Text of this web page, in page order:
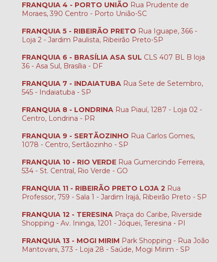
FRANQUIA 4 - PORTO UNIÃO Rua Prudente de
Moraes, 390 Centro - Porto União-SC
FRANQUIA 5 - RIBEIRÃO PRETO Rua Iguape, 366 -
Loja 2 - Jardim Paulista, Ribeirão Preto-SP
FRANQUIA 6 - BRASÍLIA ASA SUL CLS 407 BL B loja
36 - Asa Sul, Brasília - DF
FRANQUIA 7 - INDAIATUBA Rua Sete de Setembro,
545 - Indaiatuba - SP
FRANQUIA 8 - LONDRINA Rua Piauí, 1287 - Loja 02 -
Centro, Londrina - PR
FRANQUIA 9 - SERTÃOZINHO Rua Carlos Gomes,
1078 - Centro, Sertãozinho - SP
FRANQUIA 10 - RIO VERDE Rua Gumercindo Ferreira,
534 - St. Central, Rio Verde - GO
FRANQUIA 11 - RIBEIRÃO PRETO LOJA 2 Rua
Professor, 759 - Sala 1 - Jardim Irajá, Ribeirão Preto - SP
FRANQUIA 12 - TERESINA Praça do Caribe, Riverside
Shopping - Av. Ininga, 1201 - Jóquei, Teresina - PI
FRANQUIA 13 - MOGI MIRIM Park Shopping - Rua João
Mantovani, 373 - Loja 28 - Saúde, Mogi Mirim - SP